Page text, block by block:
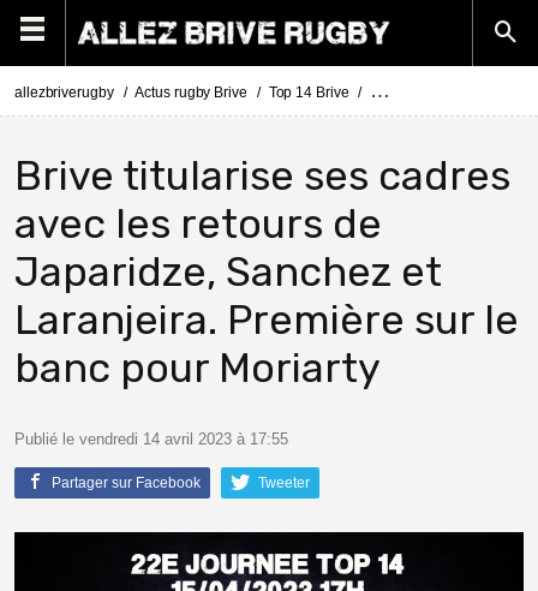
allezbriverugby Actus rugby Brive Top 14 Brive Top 14 Brive - Stade
Brive titularise ses cadres
avec les retours de
Japaridze, Sanchez et
Laranjeira. Première sur le
banc pour Moriarty
Publié le vendredi 14 avril 2023 à 17:55
Partager sur Facebook Tweeter